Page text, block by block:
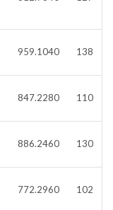
959.1040 138
847.2280 110
886.2460 130
772.2960 102